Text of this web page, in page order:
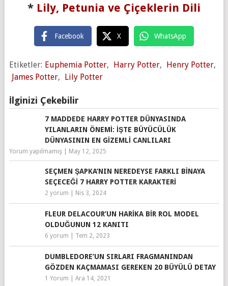
* Lily, Petunia ve Çiçeklerin Dili
Facebook X WhatsApp
Etiketler: Euphemia Potter, Harry Potter, Henry Potter,
James Potter, Lily Potter
İlginizi Çekebilir
7 MADDEDE HARRY POTTER DÜNYASINDA
YILANLARIN ÖNEMI: İŞTE BÜYÜCÜLÜK
DÜNYASININ EN GIZEMLI CANLILARI
Yorum yapılmamış| May 12, 2025
SEÇMEN ŞAPKA’NIN NEREDEYSE FARKLI BINAYA
SEÇECEĞI 7 HARRY POTTER KARAKTERI
2 yorum Nis 3, 2024
FLEUR DELACOUR’UN HARIKA BIR ROL MODEL
OLDUĞUNUN 12 KANITI
6 yorum Tem 2, 2023
DUMBLEDORE’UN SIRLARI FRAGMANINDAN
GÖZDEN KAÇMAMASI GEREKEN 20 BÜYÜLÜ DETAY
1 Yorum Ara 14, 2021